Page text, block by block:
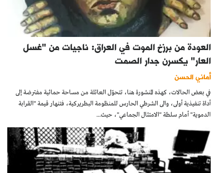
العودة من برزخ الموت في العراق: ناجيات من "غسل
العار" يكسرن جدار الصمت
أماني الحسن
في بعض الحالات، كهذه المنشورة هنا، تتحوّل العائلة من مساحة حمائية مفترضة إلى
أداة تنفيذية أولى، والى الشرطي الحارس للمنظومة البطريركية، فتنهار قيمة "القرابة
الدموية" أمام سلطة "الامتثال الجماعي"، حيث...